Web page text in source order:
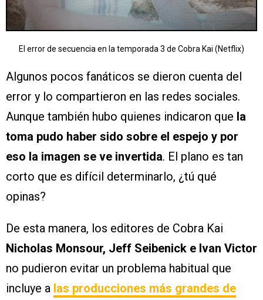
El error de secuencia en la temporada 3 de Cobra Kai (Netflix)
Algunos pocos fanáticos se dieron cuenta del
error y lo compartieron en las redes sociales.
Aunque también hubo quienes indicaron que la
toma pudo haber sido sobre el espejo y por
eso la imagen se ve invertida. El plano es tan
corto que es difícil determinarlo, ¿tú qué
opinas?
De esta manera, los editores de Cobra Kai
Nicholas Monsour, Jeff Seibenick e Ivan Victor
no pudieron evitar un problema habitual que
incluye a las producciones más grandes de